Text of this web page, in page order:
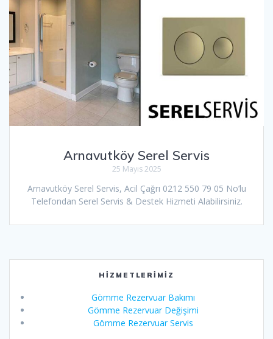
Arnavutköy Serel Servis
25 Mayıs 2025
Arnavutköy Serel Servis, Acil Çağrı 0212 550 79 05 No’lu
Telefondan Serel Servis & Destek Hizmeti Alabilirsiniz.
HIZMETLERIMIZ
Gömme Rezervuar Bakımı
Gömme Rezervuar Değişimi
Gömme Rezervuar Servis